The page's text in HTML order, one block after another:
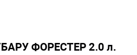
ФОРЕСТЕР 2.0 л.